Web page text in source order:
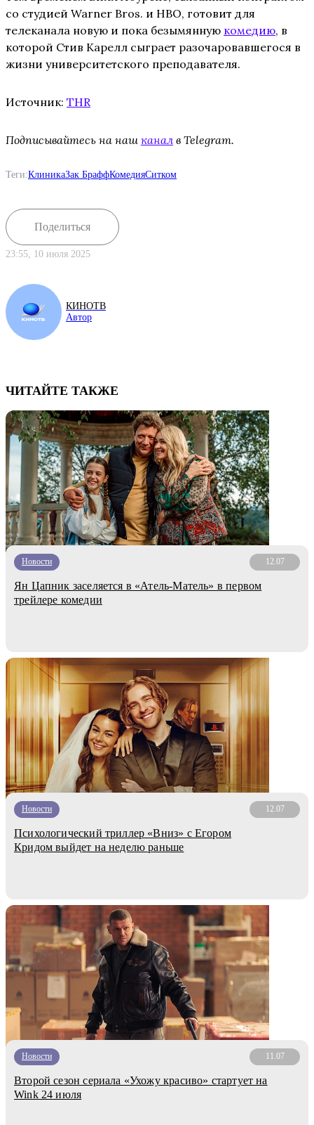
со студией Warner Bros. и HBO, готовит для
телеканала новую и пока безымянную комедию, в
которой Стив Карелл сыграет разочаровавшегося в
жизни университетского преподавателя.
Источник: THR
Подписывайтесь на наш канал в Telegram.
Теги:КлиникаЗак БраффКомедияСитком
Поделиться
23:55, 10 июля 2025
КИНОТВ
Автор
ЧИТАЙТЕ ТАКЖЕ
Новости 12.07
Ян Цапник заселяется в «Атель-Матель» в первом
трейлере комедии
Новости 12.07
Психологический триллер «Вниз» с Егором
Кридом выйдет на неделю раньше
Новости 11.07
Второй сезон сериала «Ухожу красиво» стартует на
Wink 24 июля